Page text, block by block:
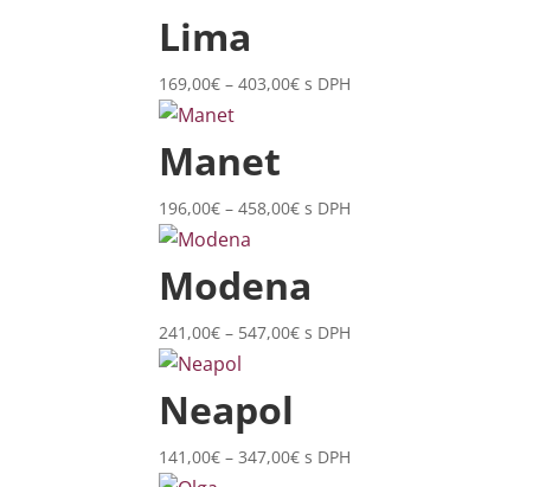
Lima
169,00€ – 403,00€Price
s DPH
Manet
196,00€ – 458,00€Price
through
s DPH
Modena
241,00€ – 547,00€Price
s DPH
Neapol
141,00€ – 347,00€Price
s DPH